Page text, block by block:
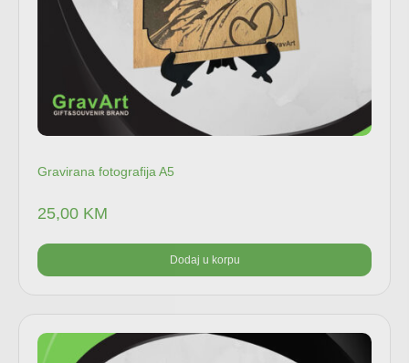
Gravirana fotografija A5
25,00 KM
Dodaj u korpu